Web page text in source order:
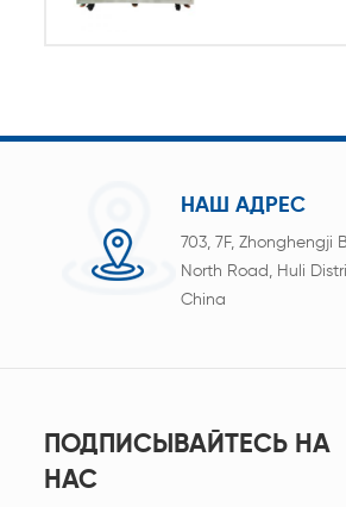
НАШ АДРЕС
703, 7F, Zhonghengji
North Road, Huli
China
ПОДПИСЫВАЙТЕСЬ НА
НАС